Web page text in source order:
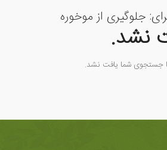
جلوگیری از موخوره
نشد.
جستجوی شما یافت نشد.